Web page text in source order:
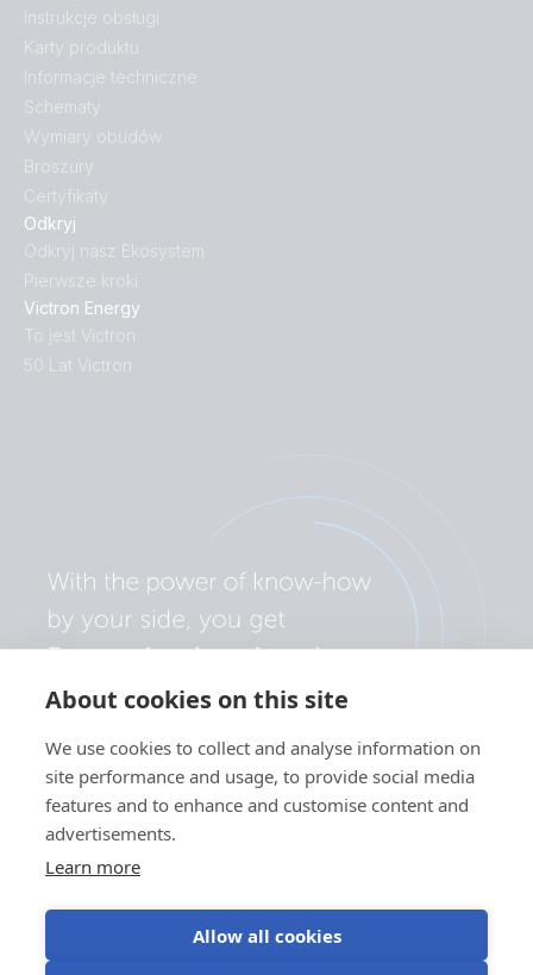
About cookies on this site
We use cookies to collect and analyse information on
site performance and usage, to provide social media
features and to enhance and customise content and
advertisements.
Learn more
Allow all cookies
Odkryj
Odkryj nasz Ekosystem
Pierwsze kroki
Victron Energy
To jest Victron
50 Lat Victron
Instrukcje obsługi
Karty produktu
Informacje techniczne
Schematy
Wymiary obudów
Broszury
Certyfikaty
Polityka prywatności